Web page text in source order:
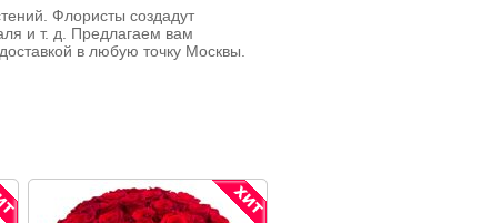
Флористы создадут
и т. д. Предлагаем вам
в любую точку Москвы.